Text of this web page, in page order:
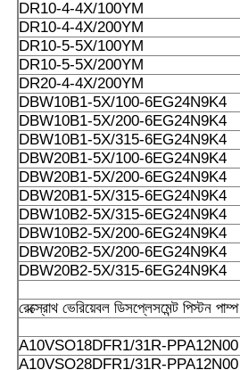
DR10-4-4X/100YM
DR10-4-4X/200YM
DR10-5-5X/100YM
DR10-5-5X/200YM
DR20-4-4X/200YM
DBW10B1-5X/100-6EG24N9K4
DBW10B1-5X/200-6EG24N9K4
DBW10B1-5X/315-6EG24N9K4
DBW20B1-5X/100-6EG24N9K4
DBW20B1-5X/200-6EG24N9K4
DBW20B1-5X/315-6EG24N9K4
DBW10B2-5X/315-6EG24N9K4
DBW10B2-5X/200-6EG24N9K4
DBW20B2-5X/200-6EG24N9K4
DBW20B2-5X/315-6EG24N9K4
রেক্স্রোথ ভেরিয়েবল ডিসপ্লেসমেন্ট পিস্টন পাম্প
A10VSO18DFR1/31R-PPA12N00
A10VSO28DFR1/31R-PPA12N00